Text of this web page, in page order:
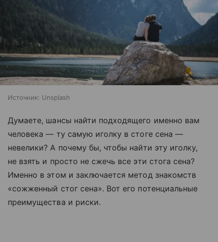
Источник: Unsplash
Думаете, шансы найти подходящего именно вам
человека — ту самую иголку в стоге сена —
невелики? А почему бы, чтобы найти эту иголку,
не взять и просто не сжечь все эти стога сена?
Именно в этом и заключается метод знакомств
«сожженный стог сена». Вот его потенциальные
преимущества и риски.